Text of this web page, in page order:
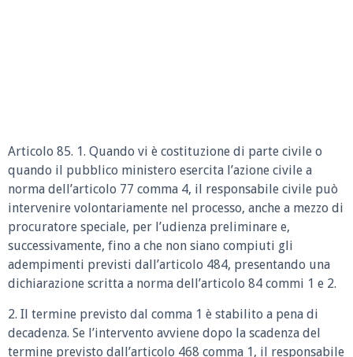
Articolo 85. 1. Quando vi è costituzione di parte civile o
quando il pubblico ministero esercita l’azione civile a
norma dell’articolo 77 comma 4, il responsabile civile può
intervenire volontariamente nel processo, anche a mezzo di
procuratore speciale, per l’udienza preliminare e,
successivamente, fino a che non siano compiuti gli
adempimenti previsti dall’articolo 484, presentando una
dichiarazione scritta a norma dell’articolo 84 commi 1 e 2.
2. Il termine previsto dal comma 1 è stabilito a pena di
decadenza. Se l’intervento avviene dopo la scadenza del
termine previsto dall’articolo 468 comma 1, il responsabile